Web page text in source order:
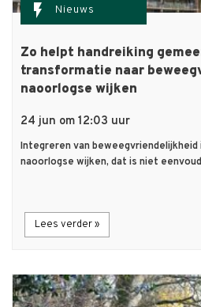
flash_on Nieuws
Zo helpt handreiking
transformatie naar
naoorlogse wijken
24 jun om 12:03 uur
Integreren van
naoorlogse wijken, dat is niet
Lees verder »